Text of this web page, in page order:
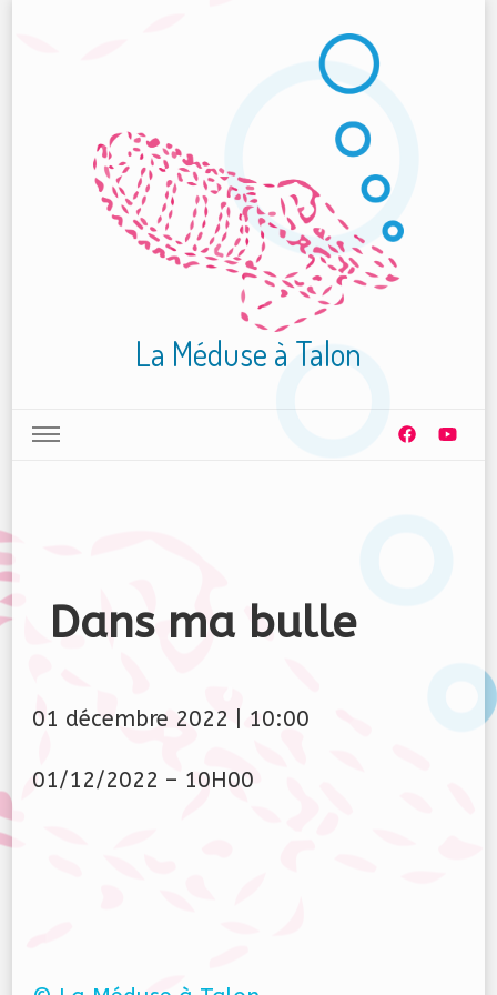
La Méduse à Talon
Dans ma bulle
01 décembre 2022 10:00
01/12/2022 – 10H00